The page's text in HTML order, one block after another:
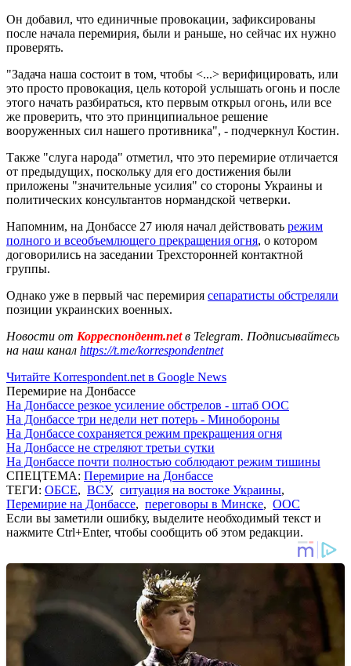
Он добавил, что единичные провокации, зафиксированы
после начала перемирия, были и раньше, но сейчас их нужно
проверять.
"Задача наша состоит в том, чтобы <...> верифицировать, или
это просто провокация, цель которой услышать огонь и после
этого начать разбираться, кто первым открыл огонь, или все
же проверить, что это принципиальное решение
вооруженных сил нашего противника", - подчеркнул Костин.
Также "слуга народа" отметил, что это перемирие отличается
от предыдущих, поскольку для его достижения были
приложены "значительные усилия" со стороны Украины и
политических консультантов нормандской четверки.
Напомним, на Донбассе 27 июля начал действовать режим
полного и всеобъемлющего прекращения огня, о котором
договорились на заседании Трехсторонней контактной
группы.
Однако уже в первый час перемирия сепаратисты обстреляли
позиции украинских военных.
Новости от Корреспондент.netв Telegram. Подписывайтесь
на наш канал https://t.me/korrespondentnet
Читайте Korrespondent.net в Google News
Перемирие на Донбассе
На Донбассе резкое усиление обстрелов - штаб ООС
На Донбассе три недели нет потерь - Минобороны
На Донбассе сохраняется режим прекращения огня
На Донбассе не стреляют третьи сутки
На Донбассе почти полностью соблюдают режим тишины
СПЕЦТЕМА: Перемирие на Донбассе
ТЕГИ: ОБСЕ, ВСУ, ситуация на востоке Украины,
Перемирие на Донбассе, переговоры в Минске, ООС
Если вы заметили ошибку, выделите необходимый текст и
нажмите Ctrl+Enter, чтобы сообщить об этом редакции.